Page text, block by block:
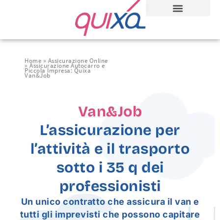
Home » Assicurazione Online
» Assicurazione Autocarro e
Piccola Impresa: Quixa
Van&Job
Van&Job
L’assicurazione per
l’attività e il trasporto
sotto i 35 q dei
professionisti
Un unico contratto che assicura il van e
tutti gli imprevisti che possono capitare